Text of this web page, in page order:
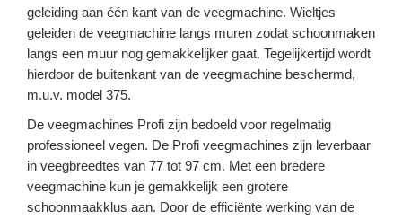
geleiding aan één kant van de veegmachine. Wieltjes
geleiden de veegmachine langs muren zodat schoonmaken
langs een muur nog gemakkelijker gaat. Tegelijkertijd wordt
hierdoor de buitenkant van de veegmachine beschermd,
m.u.v. model 375.
De veegmachines Profi zijn bedoeld voor regelmatig
professioneel vegen. De Profi veegmachines zijn leverbaar
in veegbreedtes van 77 tot 97 cm. Met een bredere
veegmachine kun je gemakkelijk een grotere
schoonmaakklus aan. Door de efficiënte werking van de